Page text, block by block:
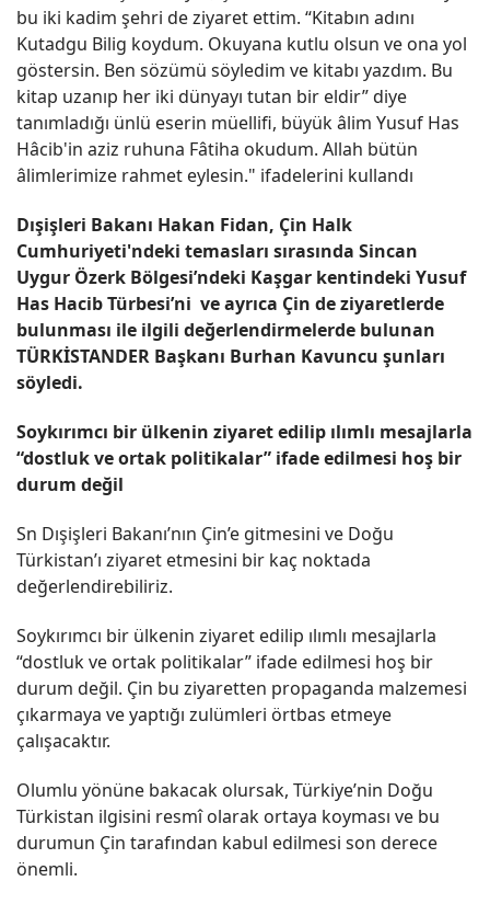
bu iki kadim şehri de ziyaret ettim. “Kitabın adını
Kutadgu Bilig koydum. Okuyana kutlu olsun ve ona yol
göstersin. Ben sözümü söyledim ve kitabı yazdım. Bu
kitap uzanıp her iki dünyayı tutan bir eldir” diye
tanımladığı ünlü eserin müellifi, büyük âlim Yusuf Has
Hâcib'in aziz ruhuna Fâtiha okudum. Allah bütün
âlimlerimize rahmet eylesin." ifadelerini kullandı
Dışişleri Bakanı Hakan Fidan, Çin Halk
Cumhuriyeti'ndeki temasları sırasında Sincan
Uygur Özerk Bölgesi’ndeki Kaşgar kentindeki Yusuf
Has Hacib Türbesi’ni ve ayrıca Çin de ziyaretlerde
bulunması ile ilgili değerlendirmelerde bulunan
TÜRKİSTANDER Başkanı Burhan Kavuncu şunları
söyledi.
Soykırımcı bir ülkenin ziyaret edilip ılımlı mesajlarla
“dostluk ve ortak politikalar” ifade edilmesi hoş bir
durum değil
Sn Dışişleri Bakanı’nın Çin’e gitmesini ve Doğu
Türkistan’ı ziyaret etmesini bir kaç noktada
değerlendirebiliriz.
Soykırımcı bir ülkenin ziyaret edilip ılımlı mesajlarla
“dostluk ve ortak politikalar” ifade edilmesi hoş bir
durum değil. Çin bu ziyaretten propaganda malzemesi
çıkarmaya ve yaptığı zulümleri örtbas etmeye
çalışacaktır.
Olumlu yönüne bakacak olursak, Türkiye’nin Doğu
Türkistan ilgisini resmî olarak ortaya koyması ve bu
durumun Çin tarafından kabul edilmesi son derece
önemli.